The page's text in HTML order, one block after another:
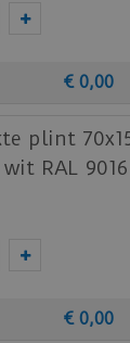
de leg- en
de
deze nieuwe
€ 0,00
plint
RAL 9016
€ 0,00